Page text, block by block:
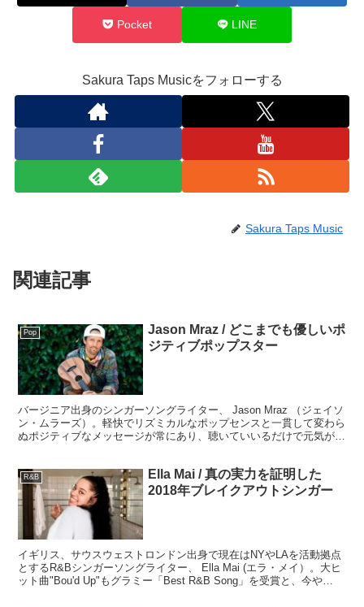
Pocket LINE
Sakura Taps Musicをフォローする
Sakura Taps Music
関連記事
Pop
Jason Mraz / どこまでも優しいポ
ジティブポップスター
バージニア出身のシンガーソングライター、 Jason Mraz （ジェイソ
ン・ムラーズ）。軽快でリズミカルなポップセンスと一貫して変わら
ぬポジティブなメッセージが常にあり、聴いていいるだけで元気が出
R&B
Ella Mai / 真の実力を証明した
2018年ブレイクアウトシンガー
イギリス、サウスウェストロンドン出身で現在はNYやLAを活動拠点
とするR&Bシンガーソングライター、 Ella Mai (エラ・メイ）。大ヒ
ット曲"Bou'd Up"もグラミー「Best R&B Song」を受賞と、今や